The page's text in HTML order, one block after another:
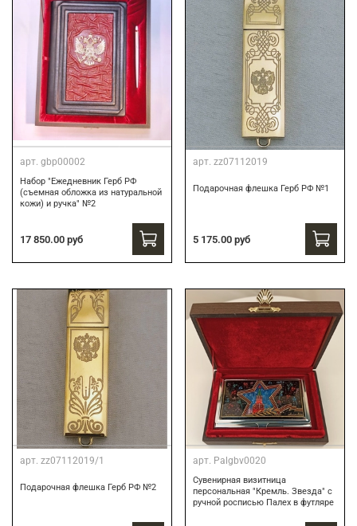
арт. gbp00002
Набор "Ежедневник Герб РФ
(съемная обложка из натуральной
кожи) и ручка" №2
17 850.00 руб
арт. zz07112019
Подарочная флешка Герб РФ №1
5 175.00 руб
арт. zz07112019/1
Подарочная флешка Герб РФ №2
арт. Palgbv0020
Сувенирная визитница
персональная "Кремль. Звезда" с
ручной росписью Палех в футляре